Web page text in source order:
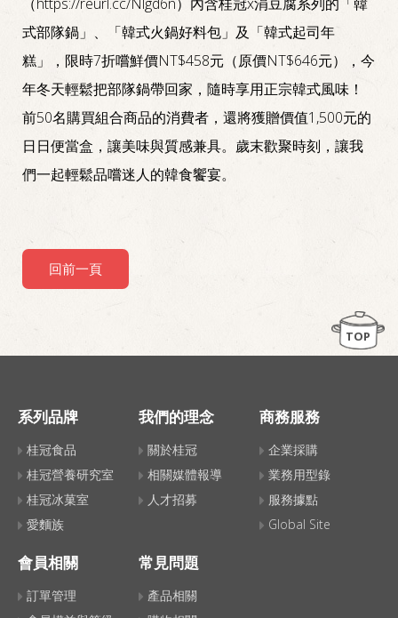
（https://reurl.cc/Nlgd6n）內含桂冠x涓豆腐系列的「韓
式部隊鍋」、「韓式火鍋好料包」及「韓式起司年
糕」，限時7折嚐鮮價NT$458元（原價NT$646元），今
年冬天輕鬆把部隊鍋帶回家，隨時享用正宗韓式風味！
前50名購買組合商品的消費者，還將獲贈價值1,500元的
日日便當盒，讓美味與質感兼具。歲末歡聚時刻，讓我
們一起輕鬆品嚐迷人的韓食饗宴。
回前一頁
TOP
系列品牌
桂冠食品
桂冠營養研究室
桂冠冰菓室
愛麵族
我們的理念
關於桂冠
相關媒體報導
人才招募
商務服務
企業採購
業務用型錄
服務據點
Global Site
會員相關
訂單管理
常見問題
產品相關